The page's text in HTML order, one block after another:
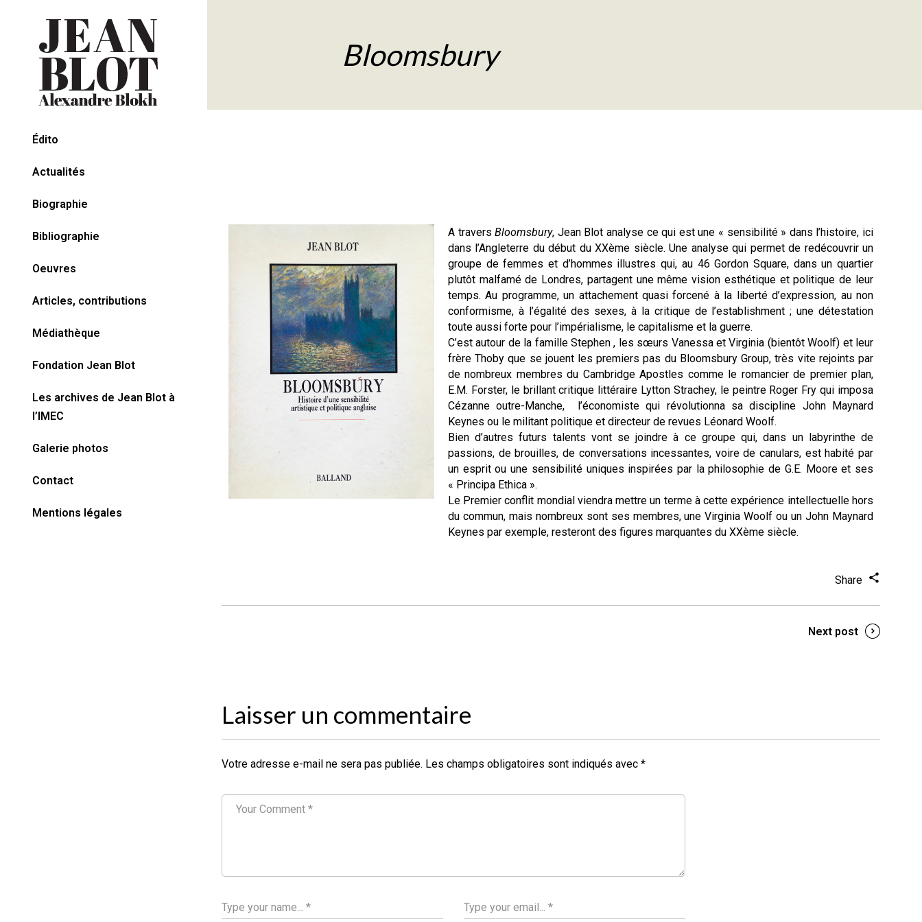
Édito
Actualités
Biographie
Bibliographie
Oeuvres
Articles, contributions
Médiathèque
Fondation Jean Blot
Les archives de Jean Blot à
l’IMEC​
Galerie photos
Contact
Mentions légales
Bloomsbury
A traversBloomsbury, Jean Blot analyse ce qui est une « sensibilité » dans l’histoire, ici
dans l’Angleterre du début du XXème siècle. Une analyse qui permet de redécouvrir un
groupe de femmes et d’hommes illustres qui, au 46 Gordon Square, dans un quartier
plutôt malfamé de Londres, partagent une même vision esthétique et politique de leur
temps. Au programme, un attachement quasi forcené à la liberté d’expression, au non
conformisme, à l’égalité des sexes, à la critique de l’establishment ; une détestation
toute aussi forte pour l’impérialisme, le capitalisme et la guerre.
C’est autour de la famille Stephen , les sœurs Vanessa et Virginia (bientôt Woolf) et leur
frère Thoby que se jouent les premiers pas du Bloomsbury Group, très vite rejoints par
de nombreux membres du Cambridge Apostles comme le romancier de premier plan,
E.M. Forster, le brillant critique littéraire Lytton Strachey, le peintre Roger Fry qui imposa
Cézanne outre-Manche, l’économiste qui révolutionna sa discipline John Maynard
Keynes ou le militant politique et directeur de revues Léonard Woolf.
Bien d’autres futurs talents vont se joindre à ce groupe qui, dans un labyrinthe de
passions, de brouilles, de conversations incessantes, voire de canulars, est habité par
un esprit ou une sensibilité uniques inspirées par la philosophie de G.E. Moore et ses
« Principa Ethica ».
Le Premier conflit mondial viendra mettre un terme à cette expérience intellectuelle hors
du commun, mais nombreux sont ses membres, une Virginia Woolf ou un John Maynard
Keynes par exemple, resteront des figures marquantes du XXème siècle.
Share
Next post
Laisser un commentaire
Votre adresse e-mail ne sera pas publiée. Les champs obligatoires sont indiqués avec *